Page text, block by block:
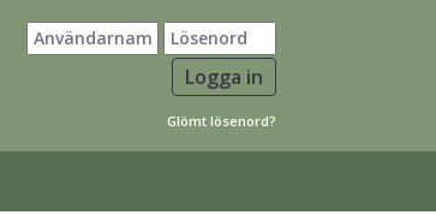
Glömt lösenord?